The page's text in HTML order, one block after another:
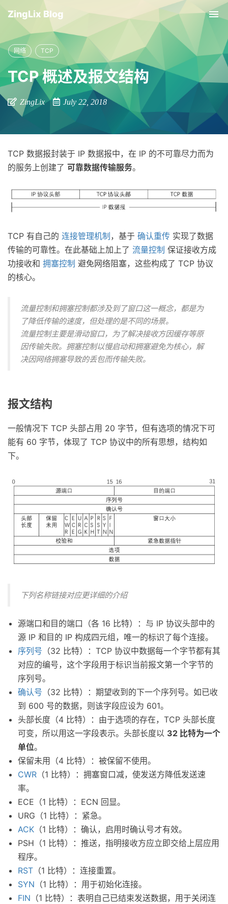
ZingLix Blog
网络 TCP
TCP 概述及报文结构
ZingLix July 22, 2018
TCP 数据报封装于 IP 数据报中，在 IP 的不可靠尽力而为
的服务上创建了 可靠数据传输服务。
TCP 有自己的 连接管理机制，基于 确认重传 实现了数据
传输的可靠性。在此基础上加上了 流量控制 保证接收方成
功接收和 拥塞控制 避免网络阻塞，这些构成了 TCP 协议
的核心。
流量控制和拥塞控制都涉及到了窗口这一概念，都是为
了降低传输的速度，但处理的是不同的场景。
流量控制主要是滑动窗口，为了解决接收方因缓存等原
因传输失败。拥塞控制以慢启动和拥塞避免为核心，解
决因网络拥塞导致的丢包而传输失败。
报文结构
一般情况下 TCP 头部占用 20 字节，但有选项的情况下可
能有 60 字节，体现了 TCP 协议中的所有思想，结构如
下。
下列名称链接对应更详细的介绍
源端口和目的端口（各 16 比特）：与 IP 协议头部中的
源 IP 和目的 IP 构成四元组，唯一的标识了每个连接。
序列号 （32 比特）：TCP 协议中数据每一个字节都有其
对应的编号，这个字段用于标识当前报文第一个字节的
序列号。
确认号 （32 比特）：期望收到的下一个序列号。如已收
到 600 号的数据，则该字段应设为 601。
头部长度（4 比特）：由于选项的存在，TCP 头部长度
可变，所以用这一字段表示。头部长度以 32 比特为一个
单位。
保留未用（4 比特）：被保留不使用。
CWR （1 比特）：拥塞窗口减，使发送方降低发送速
率。
ECE（1 比特）：ECN 回显。
URG（1 比特）：紧急。
ACK （1 比特）：确认，启用时确认号才有效。
PSH（1 比特）：推送，指明接收方应立即交给上层应用
程序。
RST （1 比特）：连接重置。
SYN （1 比特）：用于初始化连接。
FIN （1 比特）：表明自己已结束发送数据，用于关闭连